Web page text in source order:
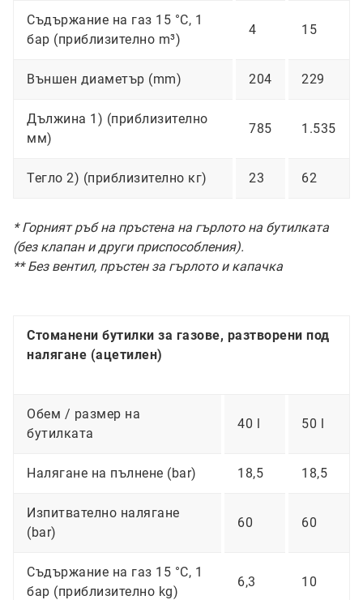
Съдържание на газ 15 °C, 1
бар (приблизително m³)
4 15
Външен диаметър (mm) 204 229
Дължина 1) (приблизително
мм)
785 1.535
Тегло 2) (приблизително кг) 23 62
* Горният ръб на пръстена на гърлото на бутилката
(без клапан и други приспособления).
** Без вентил, пръстен за гърлото и капачка
Стоманени бутилки за газове, разтворени под
налягане (ацетилен)
Обем / размер на
бутилката
40 l 50 l
Налягане на пълнене (bar) 18,5 18,5
Изпитвателно налягане
(bar)
60 60
Съдържание на газ 15 °C, 1
бар (приблизително kg)
6,3 10